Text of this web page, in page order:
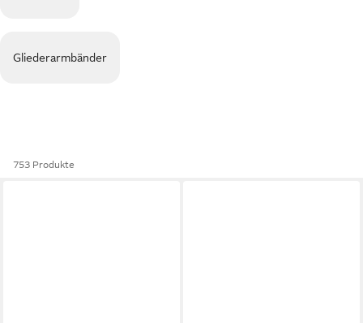
Gliederarmbänder
753 Produkte